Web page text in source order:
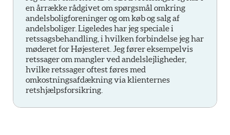
en årrække rådgivet om spørgsmål omkring
andelsboligforeninger og om køb og salg af
andelsboliger. Ligeledes har jeg speciale i
retssagsbehandling, i hvilken forbindelse jeg har
møderet for Højesteret. Jeg fører eksempelvis
retssager om mangler ved andelslejligheder,
hvilke retssager oftest føres med
omkostningsafdækning via klienternes
retshjælpsforsikring.